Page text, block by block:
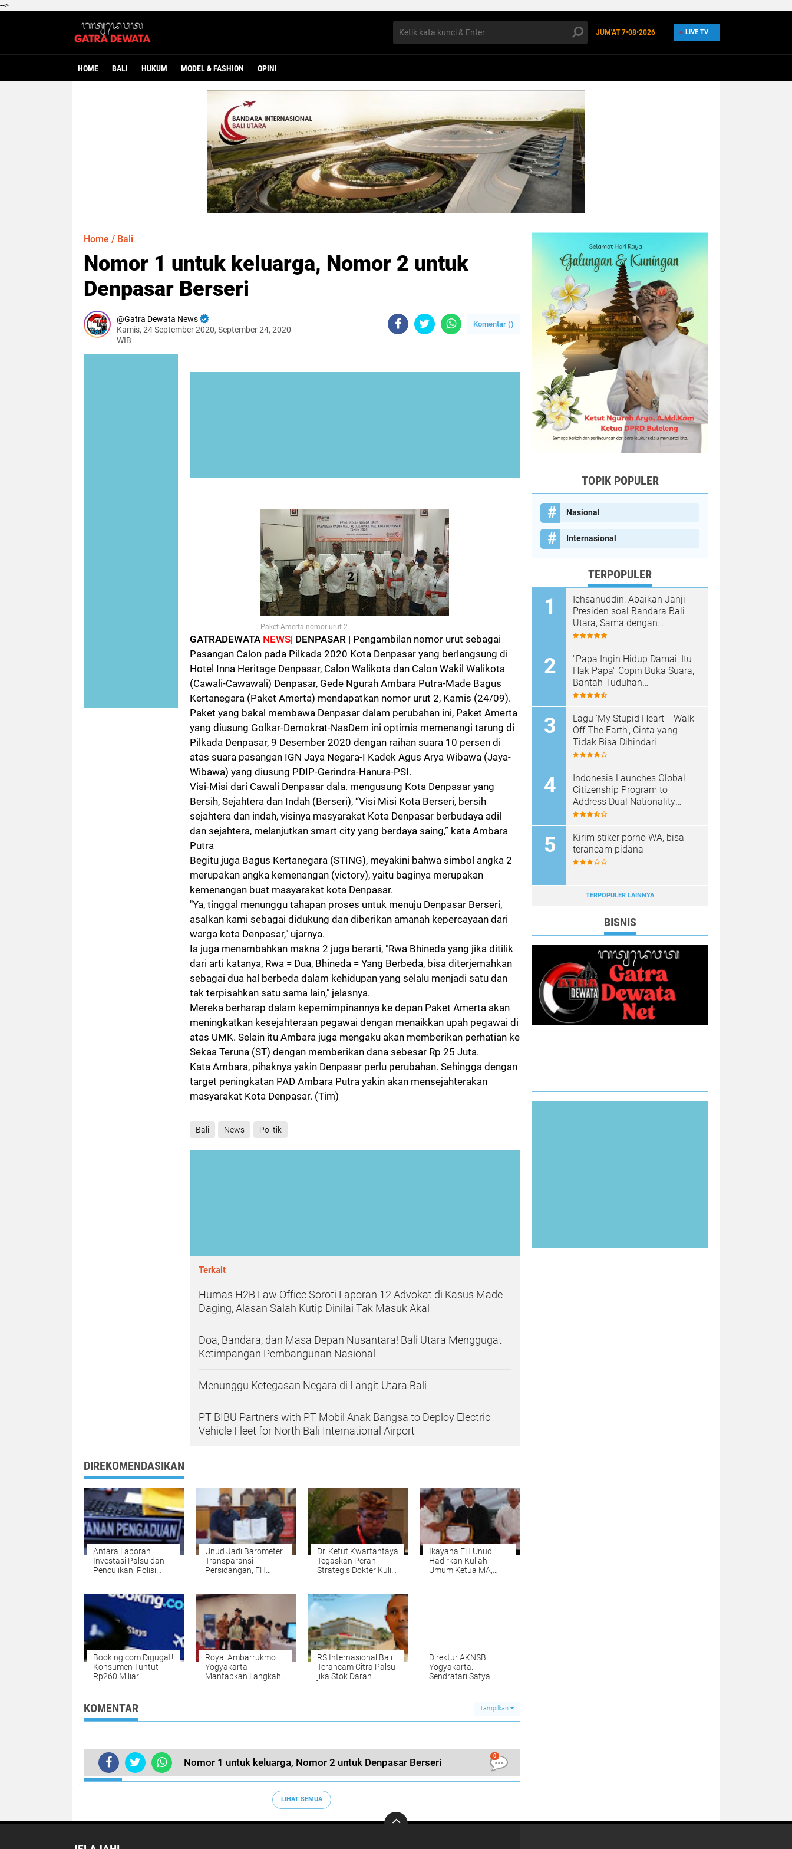
-->
JUM'AT7•08•2026 LIVE TV
HOME BALI HUKUM MODEL & FASHION OPINI
Home / Bali
Nomor 1 untuk keluarga, Nomor 2 untuk
Denpasar Berseri
Gatra Dewata News
Kamis, 24 September 2020, September 24, 2020
WIB
Komentar ()
Paket Amerta nomor urut 2
GATRADEWATA NEWS| DENPASAR | Pengambilan nomor urut sebagai
Pasangan Calon pada Pilkada 2020 Kota Denpasar yang berlangsung di
Hotel Inna Heritage Denpasar, Calon Walikota dan Calon Wakil Walikota
(Cawali-Cawawali) Denpasar, Gede Ngurah Ambara Putra-Made Bagus
Kertanegara (Paket Amerta) mendapatkan nomor urut 2, Kamis (24/09).
Paket yang bakal membawa Denpasar dalam perubahan ini, Paket Amerta
yang diusung Golkar-Demokrat-NasDem ini optimis memenangi tarung di
Pilkada Denpasar, 9 Desember 2020 dengan raihan suara 10 persen di
atas suara pasangan IGN Jaya Negara-I Kadek Agus Arya Wibawa (Jaya-
Wibawa) yang diusung PDIP-Gerindra-Hanura-PSI.
Visi-Misi dari Cawali Denpasar dala. mengusung Kota Denpasar yang
Bersih, Sejahtera dan Indah (Berseri), “Visi Misi Kota Berseri, bersih
sejahtera dan indah, visinya masyarakat Kota Denpasar berbudaya adil
dan sejahtera, melanjutkan smart city yang berdaya saing,” kata Ambara
Putra
Begitu juga Bagus Kertanegara (STING), meyakini bahwa simbol angka 2
merupakan angka kemenangan (victory), yaitu baginya merupakan
kemenangan buat masyarakat kota Denpasar.
"Ya, tinggal menunggu tahapan proses untuk menuju Denpasar Berseri,
asalkan kami sebagai didukung dan diberikan amanah kepercayaan dari
warga kota Denpasar," ujarnya.
Ia juga menambahkan makna 2 juga berarti, "Rwa Bhineda yang jika ditilik
dari arti katanya, Rwa = Dua, Bhineda = Yang Berbeda, bisa diterjemahkan
sebagai dua hal berbeda dalam kehidupan yang selalu menjadi satu dan
tak terpisahkan satu sama lain," jelasnya.
Mereka berharap d alam kepemimpinannya ke depan Paket Amerta akan
meningkatkan kesejahteraan pegawai dengan menaikkan upah pegawai di
atas UMK. Selain itu Ambara juga mengaku akan memberikan perhatian ke
Sekaa Teruna (ST) dengan memberikan dana sebesar Rp 25 Juta.
Kata Ambara, pihaknya yakin Denpasar perlu perubahan. Sehingga dengan
target peningkatan PAD Ambara Putra yakin akan mensejahterakan
masyarakat Kota Denpasar. (Tim)
Bali News Politik
Terkait
Humas H2B Law Office Soroti Laporan 12 Advokat di Kasus Made
Daging, Alasan Salah Kutip Dinilai Tak Masuk Akal
Doa, Bandara, dan Masa Depan Nusantara! Bali Utara Menggugat
Ketimpangan Pembangunan Nasional
Menunggu Ketegasan Negara di Langit Utara Bali
PT BIBU Partners with PT Mobil Anak Bangsa to Deploy Electric
Vehicle Fleet for North Bali International Airport
DIREKOMENDASIKAN
Antara Laporan
Investasi Palsu dan
Penculikan, Polisi
Unud Jadi Barometer
Transparansi
Persidangan, FH
Jalannya Sidang
Dr. Ketut Kwartantaya
Tegaskan Peran
Strategis Dokter Kulit
Ikayana FH Unud
Hadirkan Kuliah
Umum Ketua MA,
Booking.com Digugat!
Konsumen Tuntut
Rp260 Miliar
Royal Ambarrukmo
Yogyakarta
Mantapkan Langkah
RS Internasional Bali
Terancam Citra Palsu
jika Stok Darah
Direktur AKNSB
Yogyakarta:
Sendratari Satya
Berbasis Inovasi,
Sukses Memikat PKB
XLVIII Bali
KOMENTAR Tampilkan
Nomor 1 untuk keluarga, Nomor 2 untuk Denpasar Berseri
0
TERKINI
LIHAT SEMUA
TOPIK POPULER
Nasional
Internasional
TERPOPULER
Ichsanuddin: Abaikan Janji
Presiden soal Bandara Bali
Utara, Sama dengan
Membangkang Kebijakan
"Papa Ingin Hidup Damai, Itu
Hak Papa" Copin Buka Suara,
Bantah Tuduhan
Pembongkaran Merajan di
Lagu 'My Stupid Heart' - Walk
Off The Earth', Cinta yang
Tidak Bisa Dihindari
Indonesia Launches Global
Citizenship Program to
Address Dual Nationality
Issues
Kirim stiker porno WA, bisa
terancam pidana
TERPOPULER LAINNYA
BISNIS